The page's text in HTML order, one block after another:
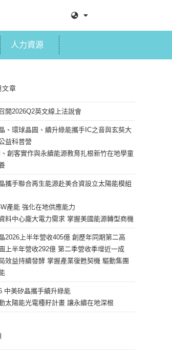
人力資源
文章
開2026Q2英文線上法說會
、環球晶圓、續升綠能攜手IC之音與玄奘大
益科普營
創客實作與永續能源教育扎根新竹在地學童
攜手聯合再生能源赴美合資設立太陽能模組
產能 強化在地供應能力
料中心龐大電力需求 掌握美國能源轉型商機
2026上半年營收405億 創歷年同期第二高
上半年營收292億 第二季營收季增近一成
效益持續發酵 掌握產業復甦契機 驅動集團
中美矽晶攜手續升綠能
太陽能光電種籽計畫 讓永續在地深根